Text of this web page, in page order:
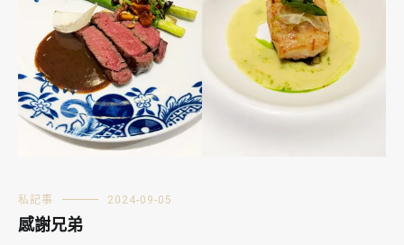
私記事 2024-09-05
感謝兄弟